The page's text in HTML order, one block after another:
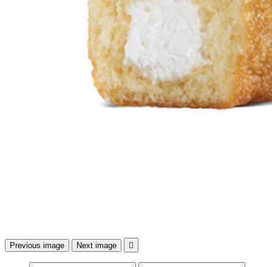
Previous image Next image 